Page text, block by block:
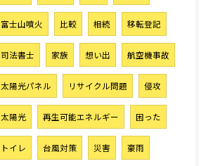
富士山噴火 比較 相続 移転登記
司法書士 家族 想い出 航空機事故
太陽光パネル リサイクル問題 侵攻
太陽光 再生可能エネルギー 困った
トイレ 台風対策 災害 豪雨